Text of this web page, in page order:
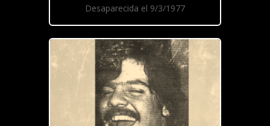
Desaparecida el 9/3/1977